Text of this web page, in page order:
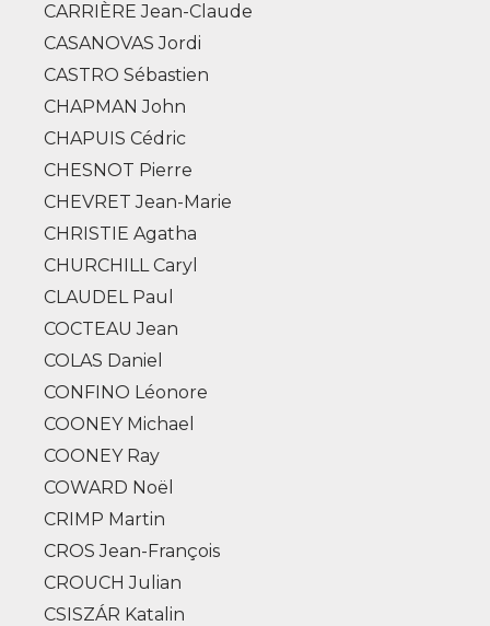
CARRIÈRE Jean-Claude
CASANOVAS Jordi
CASTRO Sébastien
CHAPMAN John
CHAPUIS Cédric
CHESNOT Pierre
CHEVRET Jean-Marie
CHRISTIE Agatha
CHURCHILL Caryl
CLAUDEL Paul
COCTEAU Jean
COLAS Daniel
CONFINO Léonore
COONEY Michael
COONEY Ray
COWARD Noël
CRIMP Martin
CROS Jean-François
CROUCH Julian
CSISZÁR Katalin